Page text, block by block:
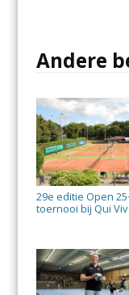
Andere
29e editie Open
toernooi bij Qui